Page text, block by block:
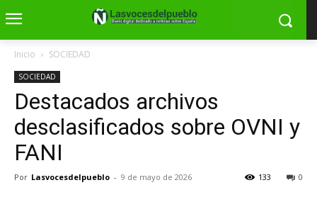
Inicio SOCIEDAD
SOCIEDAD
Destacados archivos
desclasificados sobre OVNI y
FANI
Por Lasvocesdelpueblo - 9 de mayo de 2026 0
133